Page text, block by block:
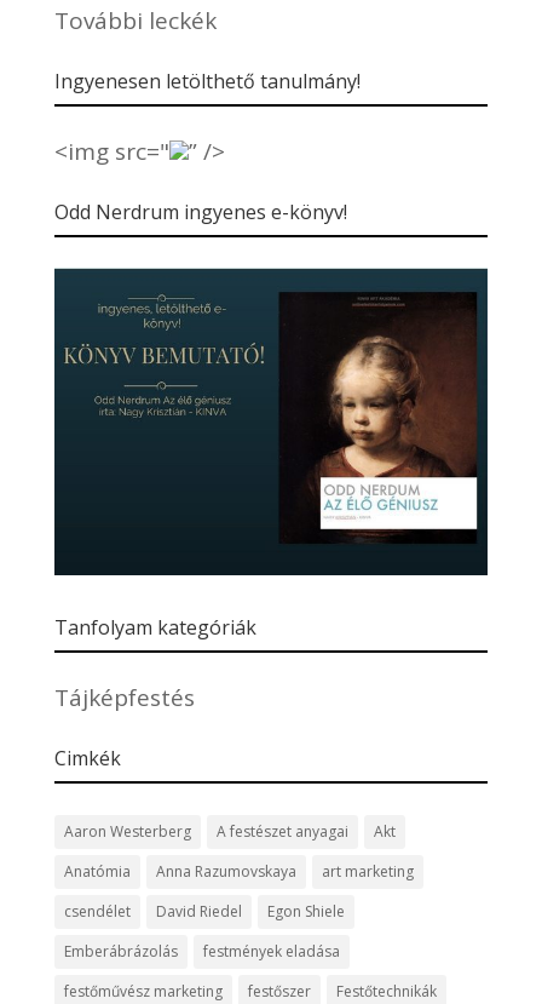
További leckék
Ingyenesen letölthető tanulmány!
<img src=" ” />
Odd Nerdrum ingyenes e-könyv!
Tanfolyam kategóriák
Tájképfestés
Cimkék
Aaron Westerberg A festészet anyagai
Akt
Anatómia
Anna Razumovskaya
art marketing
csendélet
David Riedel
Egon Shiele
Emberábrázolás
festmények eladása
festőművész marketing
festőszer
Festőtechnikák